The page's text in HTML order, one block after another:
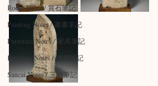
Rocks Notes / 賞石筆記
Painting Notes / 書畫筆記
Furniture Notes / 家具筆記
Buddism Notes / 佛像筆記
Sancai Notes / 三彩筆記